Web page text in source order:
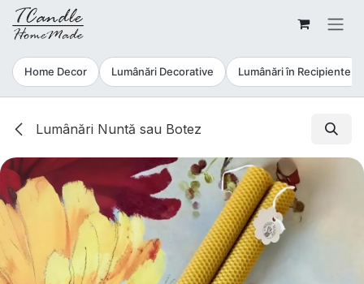
Sari la conținut
Home Decor Lumânări Decorative Lumânări în Recipiente
Lumânări Nuntă sau Botez